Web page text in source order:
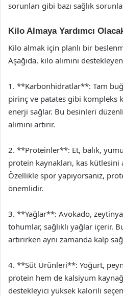
sorunları gibi bazı sağlık
Kilo Almaya Yardımcı
Kilo almak için planlı bir
Aşağıda, kilo alımını
1. **Karbonhidratlar**: Tam
pirinç ve patates gibi kompleks
enerji sağlar. Bu besinleri
alımını artırır.
2. **Proteinler**: Et, balık,
protein kaynakları, kas kütlesini
Özellikle spor yapıyorsanız,
önemlidir.
3. **Yağlar**: Avokado,
tohumlar, sağlıklı yağlar içerir.
artırırken aynı zamanda kalp
4. **Süt Ürünleri**: Yoğurt,
protein hem de kalsiyum
destekleyici yüksek kalorili